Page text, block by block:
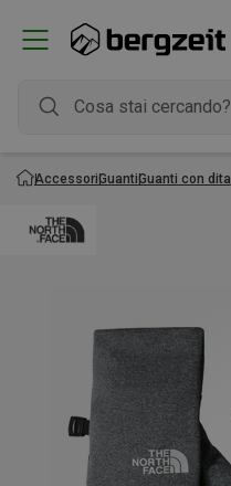
AccessoriGuantiGuanti con dita